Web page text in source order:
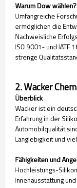
Warum Dow wählen?
Umfangreiche
ermöglichen die
Nachweisliche
ISO 9001- und IATF
strenge
2. Wacker
Überblick
Wacker ist ein
Erfahrung in der
Automobilqualität
Langlebigkeit und
Fähigkeiten und
Hochleistungs-
Innenausstattung